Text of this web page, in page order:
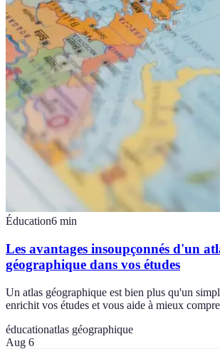
Éducation6 min
Les avantages insoupçonnés d'un
géographique dans vos études
Un atlas géographique est bien plus qu'un
enrichit vos études et vous aide à mieux
éducationatlas géographique
Aug 6